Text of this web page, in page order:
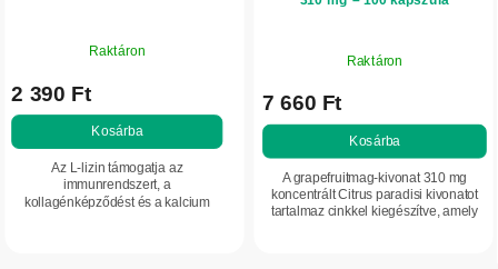
Raktáron
2 390 Ft
Kosárba
Az L-lizin támogatja az
immunrendszert, a
kollagénképződést és a kalcium
Raktáron
7 660 Ft
Kosárba
A grapefruitmag-kivonat 310 mg
koncentrált Citrus paradisi kivonatot
tartalmaz cinkkel kiegészítve, amely